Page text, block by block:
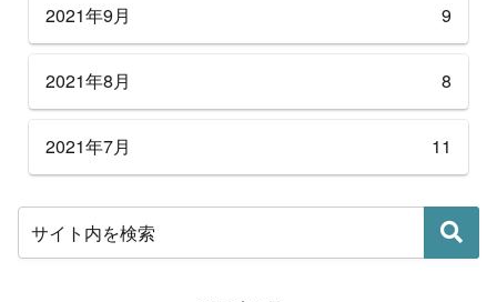
2021年9月 9
2021年8月 8
2021年7月 11